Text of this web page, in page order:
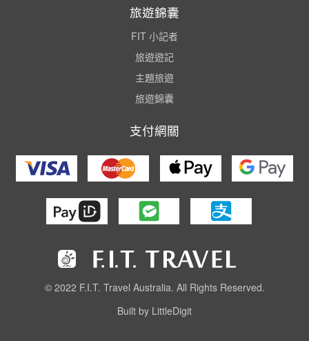
旅遊錦囊
FIT 小記者
旅遊遊記
主題旅遊
旅遊錦囊
支付網關
© 2022 F.I.T. Travel Australia. All Rights Reserved.
Built by LittleDigit